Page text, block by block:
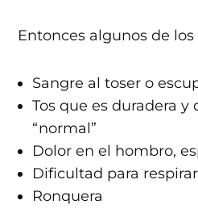
Entonces algunos de
Sangre al toser o
Tos que es duradera y
“normal”
Dolor en el hombro,
Dificultad para respirar
Ronquera